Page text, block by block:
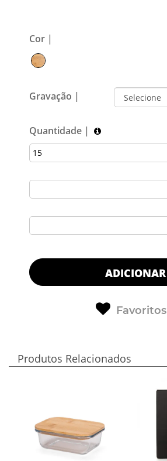
Cor |
Gravação |
Quantidade |
ADICIONAR
Favoritos
Produtos Relacionados